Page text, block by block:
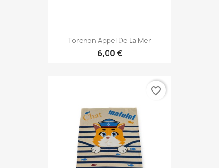
Torchon Appel De La Mer
6,00 €
favorite_border